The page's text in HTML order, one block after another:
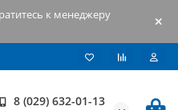
к менеджеру
8 (029) 632-01-13